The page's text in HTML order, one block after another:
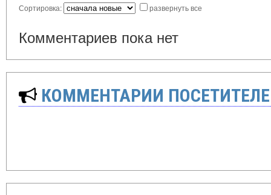
Сортировка: развернуть все
Комментариев пока нет
КОММЕНТАРИИ